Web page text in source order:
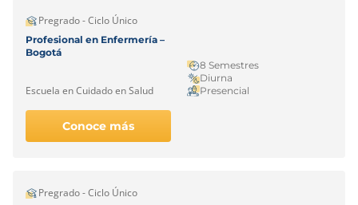
Pregrado - Ciclo Único
Profesional en Enfermería –
Bogotá
Escuela en Cuidado en Salud
8 Semestres
Diurna
Presencial
Conoce más
Pregrado - Ciclo Único